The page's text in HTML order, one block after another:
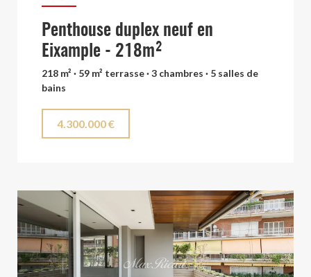
Penthouse duplex neuf en
Eixample - 218m²
218 m² · 59 m² terrasse · 3 chambres · 5 salles de
bains
4.300.000 €